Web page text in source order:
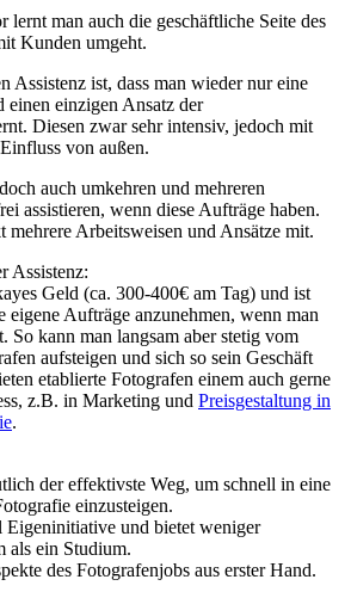
lernt man auch die geschäftliche Seite des
Kunden umgeht.
Assistenz ist, dass man wieder nur eine
einen einzigen Ansatz der
Diesen zwar sehr intensiv, jedoch mit
von außen.
auch umkehren und mehreren
assistieren, wenn diese Aufträge haben.
mehrere Arbeitsweisen und Ansätze mit.
Assistenz:
Geld (ca. 300-400€ am Tag) und ist
eigene Aufträge anzunehmen, wenn man
So kann man langsam aber stetig vom
aufsteigen und sich so sein Geschäft
etablierte Fotografen einem auch gerne
z.B. in Marketing und Preisgestaltung in
.
der effektivste Weg, um schnell in eine
einzusteigen.
Eigeninitiative und bietet weniger
als ein Studium.
des Fotografenjobs aus erster Hand.